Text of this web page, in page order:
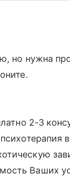
но нужна
2-3
Ваших